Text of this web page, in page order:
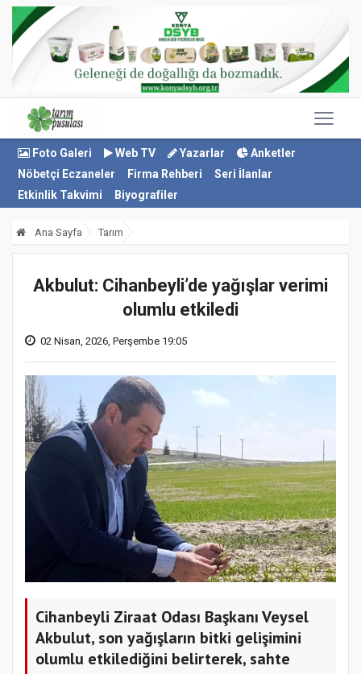
Foto Galeri Web TV Yazarlar
Anketler
Nöbetçi Eczaneler
Firma Rehberi
Seri İlanlar
Etkinlik Takvimi
Biyografiler
Ana Sayfa Tarım
Akbulut: Cihanbeyli’de yağışlar verimi
olumlu etkiledi
02 Nisan, 2026, Perşembe 19:05
Cihanbeyli Ziraat Odası Başkanı Veysel
Akbulut, son yağışların bitki gelişimini
olumlu etkilediğini belirterek, sahte